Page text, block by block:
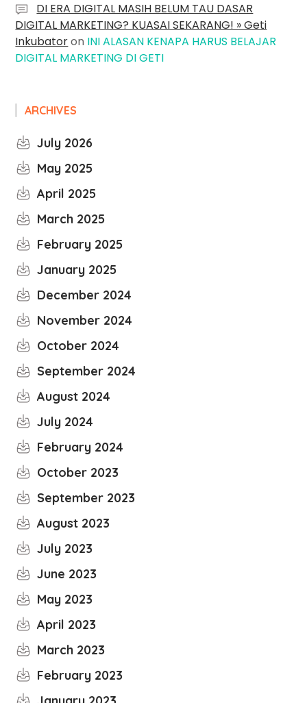
DI ERA DIGITAL MASIH BELUM TAU DASAR
DIGITAL MARKETING? KUASAI SEKARANG! » Geti
Inkubatoron INI ALASAN KENAPA HARUS BELAJAR
DIGITAL MARKETING DI GETI
ARCHIVES
July 2026
May 2025
April 2025
March 2025
February 2025
January 2025
December 2024
November 2024
October 2024
September 2024
August 2024
July 2024
February 2024
October 2023
September 2023
August 2023
July 2023
June 2023
May 2023
April 2023
March 2023
February 2023